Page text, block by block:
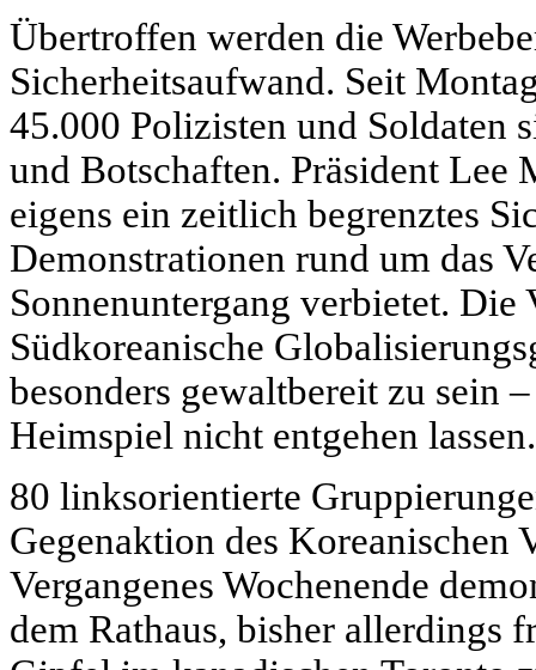
Übertroffen werden die
Sicherheitsaufwand. Seit
45.000 Polizisten und Soldaten
und Botschaften. Präsident
eigens ein zeitlich begrenztes
Demonstrationen rund um das
Sonnenuntergang verbietet.
Südkoreanische
besonders gewaltbereit zu sein
Heimspiel nicht entgehen lassen.
80 linksorientierte
Gegenaktion des Koreanischen
Vergangenes Wochenende
dem Rathaus, bisher allerdings